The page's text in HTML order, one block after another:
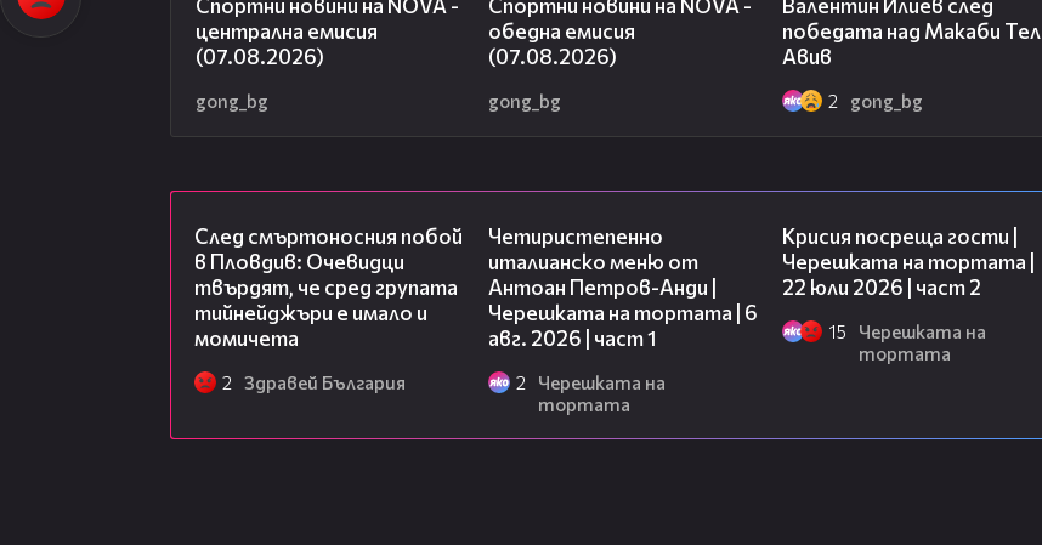
Спортни новини на NOVA -
централна емисия
(07.08.2026)
gong_bg
Спортни новини на NOVA -
обедна емисия
(07.08.2026)
gong_bg
Валентин Илиев след
победата над Макаби Тел
Авив
2 gong_bg
След смъртоносния побой
в Пловдив: Очевидци
твърдят, че сред групата
тийнейджъри е имало и
момичета
2 Здравей България
Четиристепенно
италианско меню от
Антоан Петров-Анди |
Черешката на тортата | 6
авг. 2026 | част 1
2
Черешката на
тортата
Крисия посреща гости |
Черешката на тортата |
22 юли 2026 | част 2
15
Черешката на
тортата